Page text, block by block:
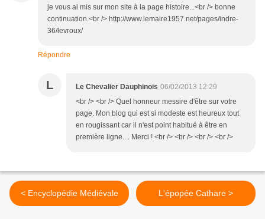
je vous ai mis sur mon site à la page histoire...<br /> bonne
continuation.<br /> http://www.lemaire1957.net/pages/indre-
36/levroux/
Répondre
L Le Chevalier Dauphinois 06/02/2013 12:29
<br /> <br /> Quel honneur messire d'être sur votre
page. Mon blog qui est si modeste est heureux tout
en rougissant car il n'est point habitué à être en
première ligne.... Merci ! <br /> <br /> <br /> <br />
< Encyclopédie Médiévale L'épopée Cathare >